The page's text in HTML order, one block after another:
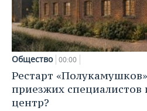
Общество 00:00
Рестарт
приезжих
центр?